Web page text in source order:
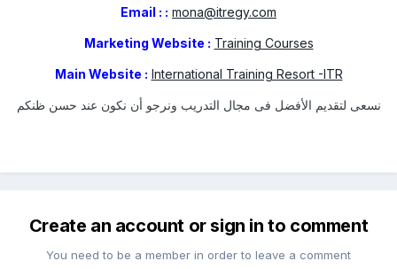
Email : : mona@itregy.com
Marketing Website : Training Courses
Main Website : International Training Resort -ITR
نسعى لتقديم الأفضل فى مجال التدريب ونرجو أن نكون عند حسن ظنكم
Create an account or sign in to comment
You need to be a member in order to leave a comment